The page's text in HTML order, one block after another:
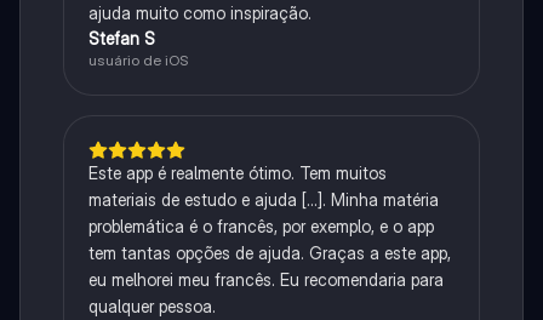
ajuda muito como inspiração.
Stefan S
usuário de iOS
Este app é realmente ótimo. Tem muitos
materiais de estudo e ajuda [...]. Minha matéria
problemática é o francês, por exemplo, e o app
tem tantas opções de ajuda. Graças a este app,
eu melhorei meu francês. Eu recomendaria para
qualquer pessoa.